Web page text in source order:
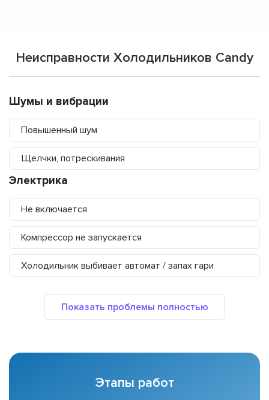
Неисправности Холодильников Candy
Шумы и вибрации
Повышенный шум
Щелчки, потрескивания
Электрика
Не включается
Компрессор не запускается
Холодильник выбивает автомат / запах гари
Этапы работ